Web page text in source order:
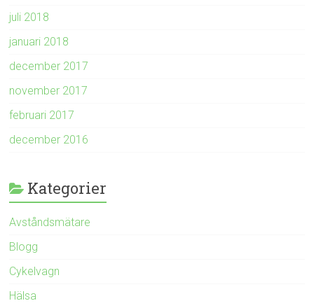
juli 2018
januari 2018
december 2017
november 2017
februari 2017
december 2016
Kategorier
Avståndsmätare
Blogg
Cykelvagn
Hälsa